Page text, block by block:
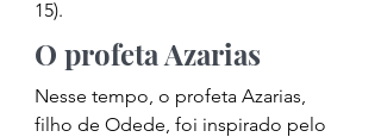
15).
O profeta Azarias
Nesse tempo, o profeta Azarias,
filho de Odede, foi inspirado pelo